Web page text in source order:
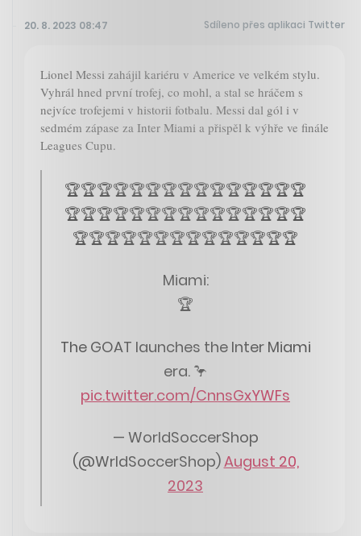
20. 8. 2023 08:47 Sdíleno přes aplikaci Twitter
Lionel Messi zahájil kariéru v Americe ve velkém stylu.
Vyhrál hned první trofej, co mohl, a stal se hráčem s
nejvíce trofejemi v historii fotbalu. Messi dal gól i v
sedmém zápase za Inter Miami a přispěl k výhře ve finále
Leagues Cupu.
🏆🏆🏆🏆🏆🏆🏆🏆🏆🏆🏆🏆🏆🏆🏆
🏆🏆🏆🏆🏆🏆🏆🏆🏆🏆🏆🏆🏆🏆🏆
🏆🏆🏆🏆🏆🏆🏆🏆🏆🏆🏆🏆🏆🏆
Miami:
🏆
The GOAT launches the Inter Miami
era. 🦩
pic.twitter.com/CnnsGxYWFs
— WorldSoccerShop
(@WrldSoccerShop)August 20,
2023